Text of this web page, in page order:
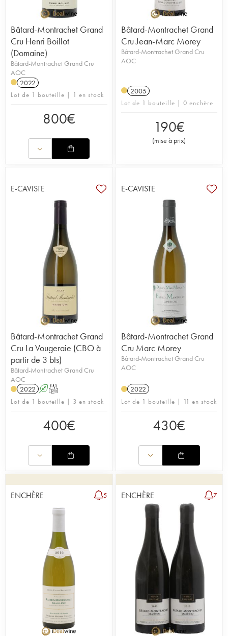
Bâtard-Montrachet Grand
Cru Henri Boillot
(Domaine)
Bâtard-Montrachet Grand Cru
AOC
2022
Lot de 1 bouteille | 1 en stock
800€
Bâtard-Montrachet Grand
Cru Jean-Marc Morey
Bâtard-Montrachet Grand Cru
AOC
2005
Lot de 1 bouteille | 0 enchère
190€
(mise à prix)
E-CAVISTE
Bâtard-Montrachet Grand
Cru La Vougeraie (CBO à
partir de 3 bts)
Bâtard-Montrachet Grand Cru
AOC
2022 AT
Lot de 1 bouteille | 3 en stock
400€
E-CAVISTE
Bâtard-Montrachet Grand
Cru Marc Morey
Bâtard-Montrachet Grand Cru
AOC
2022
Lot de 1 bouteille | 11 en stock
430€
ENCHÈRE 5 ENCHÈRE 7